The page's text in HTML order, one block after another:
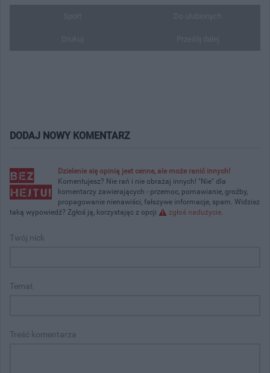
DODAJ NOWY KOMENTARZ
Dzielenie się opinią jest cenne, ale może ranić innych!
Komentujesz? Nie rań i nie obrażaj innych! "Nie" dla
komentarzy zawierających - przemoc, pomawianie, groźby,
propagowanie nienawiści, fałszywe informacje, spam. Widzisz
taką wypowiedź? Zgłoś ją, korzystając z opcji
zgłoś nadużycie.
Twój nick
Temat
Treść komentarza